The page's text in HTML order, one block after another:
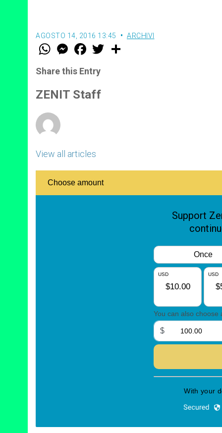
AGOSTO 14, 2016 13:45 ARCHIVI
W
t
s
p
p
M
e
s
e
g
e
F
a
e
b
o
k
w
Share this Entry
ZENIT Staff
View all articles